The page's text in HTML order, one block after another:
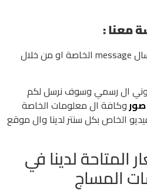
معنا :
كما يمكنك الحجز من خلال ارسال message الخاصة او من خلال
ال رسمي وسوف نرسل لكم
صوروكافة ال معلومات الخاصة
الخاص بكل سنتر لدينا وال موقع
لدينا في
المساج